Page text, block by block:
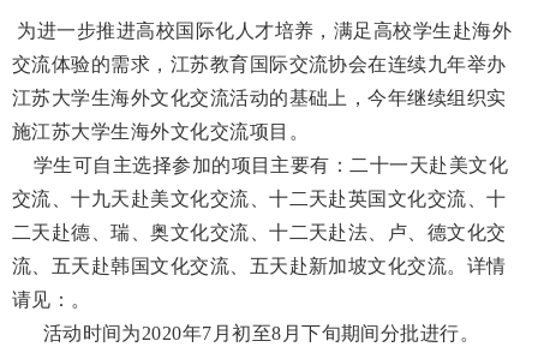
为进一步推进高校国际化人才培养，满足高校学生赴海外
交流体验的需求，江苏教育国际交流协会在连续九年举办
江苏大学生海外文化交流活动的基础上，今年继续组织实
施江苏大学生海外文化交流项目。
学生可自主选择参加的项目主要有：二十一天赴美文化
交流、十九天赴美文化交流、十二天赴英国文化交流、十
二天赴德、瑞、奥文化交流、十二天赴法、卢、德文化交
流、五天赴韩国文化交流、五天赴新加坡文化交流。详情
请见：。
活动时间为2020年7月初至8月下旬期间分批进行。